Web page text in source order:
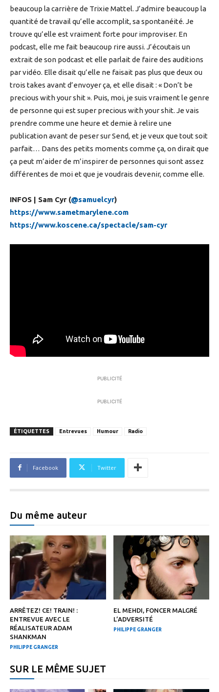
beaucoup la carrière de Trixie Mattel. J’admire beaucoup la
quantité de travail qu’elle accomplit, sa spontanéité. Je
trouve qu’elle est vraiment forte pour improviser. En
podcast, elle me fait beaucoup rire aussi. J’écoutais un
extrait de son podcast et elle parlait de faire des auditions
par vidéo. Elle disait qu’elle ne faisait pas plus que deux ou
trois takes avant d’envoyer ça, et elle disait : « Don’t be
precious with your shit ». Puis, moi, je suis vraiment le genre
de personne qui est super precious with your shit. Je vais
prendre comme une heure et demie à relire une
publication avant de peser sur Send, et je veux que tout soit
parfait… Dans des petits moments comme ça, on dirait que
ça peut m’aider de m’inspirer de personnes qui sont assez
différentes de moi et que je voudrais devenir, comme elle.
INFOS | Sam Cyr (@samuelcyr)
https://www.sametmarylene.com
https://www.koscene.ca/spectacle/sam-cyr
PUBLICITÉ
PUBLICITÉ
ÉTIQUETTES Entrevues Humour Radio
Facebook Twitter
Du même auteur
ARRÊTEZ! CE! TRAIN! :
ENTREVUE AVEC LE
RÉALISATEUR ADAM
SHANKMAN
PHILIPPE GRANGER
EL MEHDI, FONCER MALGRÉ
L’ADVERSITÉ
PHILIPPE GRANGER
SUR LE MÊME SUJET